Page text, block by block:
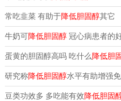
常吃韭菜 有助于降低胆固醇其它
牛奶可降低胆固醇 冠心病患者的
蛋黄的胆固醇高吗 吃什么 降低胆
研究称降低胆固醇水平有助增强
豆类功效多 多吃能有效降低胆固